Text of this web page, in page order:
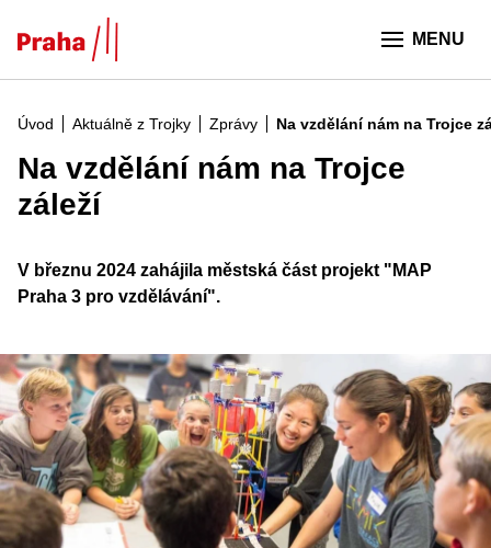
MENU
Úvod Aktuálně z Trojky Zprávy Na vzdělání nám na Trojce
Na vzdělání nám na Trojce
záleží
V březnu 2024 zahájila městská část projekt "MAP
Praha 3 pro vzdělávání".